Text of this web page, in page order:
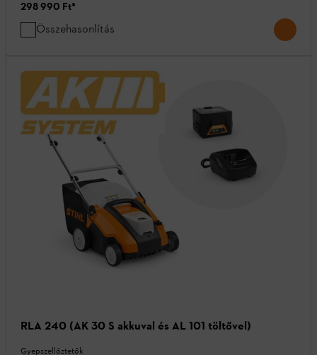
298 990 Ft*
Összehasonlítás
RLA 240 (AK 30 S akkuval és AL 101 töltővel)
Gyepszellőztetők